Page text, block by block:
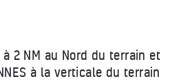
à 2 NM au Nord du terrain et
à la verticale du terrain